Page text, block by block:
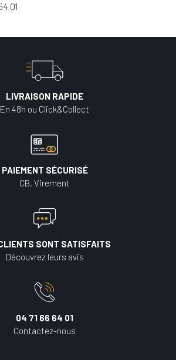
01
LIVRAISON RAPIDE
En 48h ou Click&Collect
PAIEMENT SÉCURISÉ
CB, Virement
SONT SATISFAITS
Découvrez leurs avis
04 71 66 64 01
Contactez-nous